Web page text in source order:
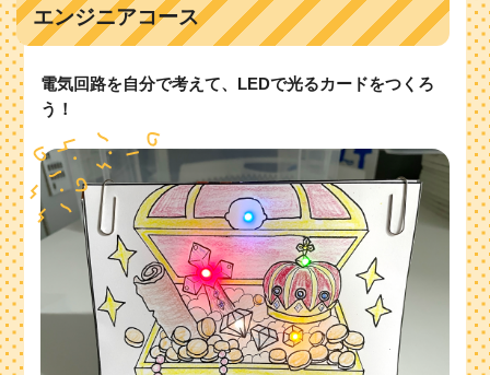
エンジニアコース
電気回路を自分で考えて、LEDで光るカードをつくろ
う！